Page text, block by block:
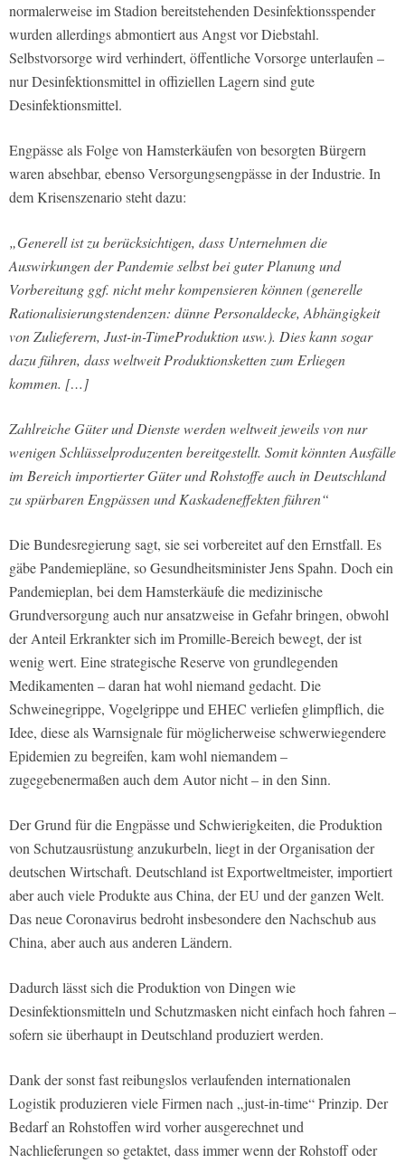
normalerweise im Stadion bereitstehenden Desinfektionsspender
wurden allerdings abmontiert aus Angst vor Diebstahl.
Selbstvorsorge wird verhindert, öffentliche Vorsorge unterlaufen –
nur Desinfektionsmittel in offiziellen Lagern sind gute
Desinfektionsmittel.
Engpässe als Folge von Hamsterkäufen von besorgten Bürgern
waren absehbar, ebenso Versorgungsengpässe in der Industrie. In
dem Krisenszenario steht dazu:
„Generell ist zu berücksichtigen, dass Unternehmen die
Auswirkungen der Pandemie selbst bei guter Planung und
Vorbereitung ggf. nicht mehr kompensieren können (generelle
Rationalisierungstendenzen: dünne Personaldecke, Abhängigkeit
von Zulieferern, Just-in-TimeProduktion usw.). Dies kann sogar
dazu führen, dass weltweit Produktionsketten zum Erliegen
kommen. […]
Zahlreiche Güter und Dienste werden weltweit jeweils von nur
wenigen Schlüsselproduzenten bereitgestellt. Somit könnten Ausfälle
im Bereich importierter Güter und Rohstoffe auch in Deutschland
zu spürbaren Engpässen und Kaskadeneffekten führen“
Die Bundesregierung sagt, sie sei vorbereitet auf den Ernstfall. Es
gäbe Pandemiepläne, so Gesundheitsminister Jens Spahn. Doch ein
Pandemieplan, bei dem Hamsterkäufe die medizinische
Grundversorgung auch nur ansatzweise in Gefahr bringen, obwohl
der Anteil Erkrankter sich im Promille-Bereich bewegt, der ist
wenig wert. Eine strategische Reserve von grundlegenden
Medikamenten – daran hat wohl niemand gedacht. Die
Schweinegrippe, Vogelgrippe und EHEC verliefen glimpflich, die
Idee, diese als Warnsignale für möglicherweise schwerwiegendere
Epidemien zu begreifen, kam wohl niemandem –
zugegebenermaßen auch dem Autor nicht – in den Sinn.
Der Grund für die Engpässe und Schwierigkeiten, die Produktion
von Schutzausrüstung anzukurbeln, liegt in der Organisation der
deutschen Wirtschaft. Deutschland ist Exportweltmeister, importiert
aber auch viele Produkte aus China, der EU und der ganzen Welt.
Das neue Coronavirus bedroht insbesondere den Nachschub aus
China, aber auch aus anderen Ländern.
Dadurch lässt sich die Produktion von Dingen wie
Desinfektionsmitteln und Schutzmasken nicht einfach hoch fahren –
sofern sie überhaupt in Deutschland produziert werden.
Dank der sonst fast reibungslos verlaufenden internationalen
Logistik produzieren viele Firmen nach „just-in-time“ Prinzip. Der
Bedarf an Rohstoffen wird vorher ausgerechnet und
Nachlieferungen so getaktet, dass immer wenn der Rohstoff oder